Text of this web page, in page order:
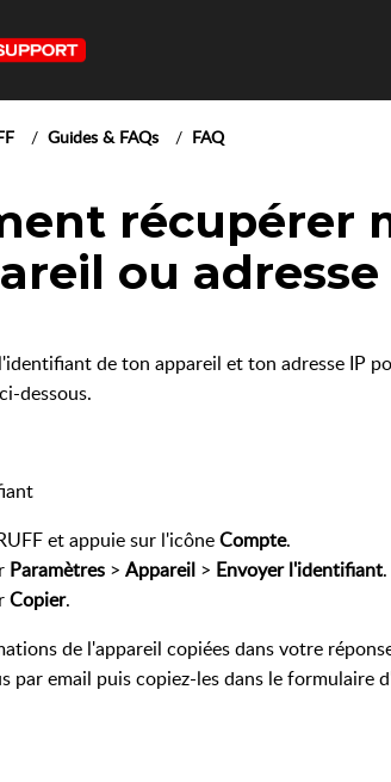
Guides & FAQs FAQ
récupérer
ou adresse
de ton appareil et ton adresse IP
dessous.
et appuie sur l'icôneCompte.
Paramètres > Appareil > Envoyer l'identifiant.
Copier.
de l'appareil copiées dans votre
par email puis copiez-les dans le formulaire